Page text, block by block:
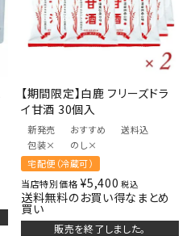
【期間限定】白鹿 フリーズドラ
イ甘酒 30個入
新発売 おすすめ
送料込
包装×
のし×
宅配便（冷蔵可）
当店特別価格 ¥5,400 税込
送料無料のお買い得なまとめ
買い
販売を終了しました。